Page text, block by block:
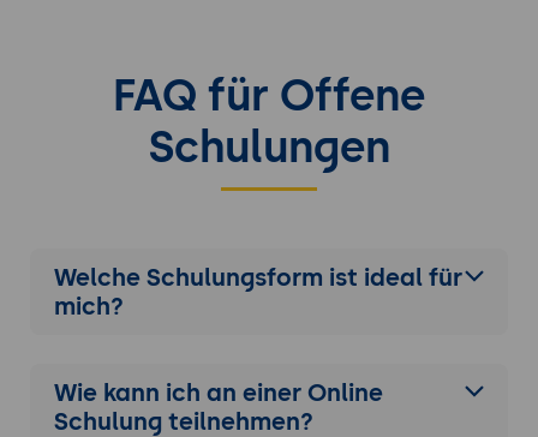
FAQ für Offene
Schulungen
Welche Schulungsform ist ideal für
mich?
Wie kann ich an einer Online
Schulung teilnehmen?